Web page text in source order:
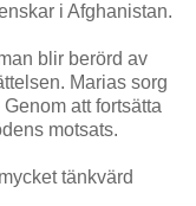
i Afghanistan.
blir berörd av
Marias sorg
att fortsätta
motsats.
tänkvärd